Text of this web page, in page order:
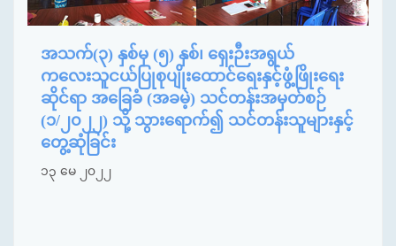
အသက်(၃) နှစ်မှ (၅) နှစ်၊ ရှေးဉီးအရွယ်
ကလေးသူငယ်ပြုစုပျိုးထောင်ရေးနှင့်ဖွံ့ဖြိုးရေး
ဆိုင်ရာ အခြေခံ (အခမဲ့) သင်တန်းအမှတ်စဉ်
(၁/၂၀၂၂) သို့ သွားရောက်၍ သင်တန်းသူများနှင့်
တွေ့ဆုံခြင်း
၁၃ မေ ၂၀၂၂